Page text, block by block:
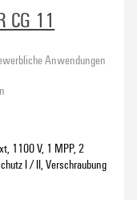
CG 11
Anwendungen
1100 V, 1 MPP, 2
I / II, Verschraubung